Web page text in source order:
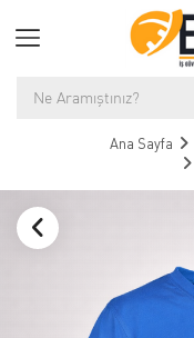
Ana Sayfa